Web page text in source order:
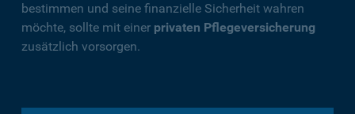
bestimmen und seine finanzielle Sicherheit wahren
möchte, sollte mit einer privaten Pflegeversicherung
zusätzlich vorsorgen.